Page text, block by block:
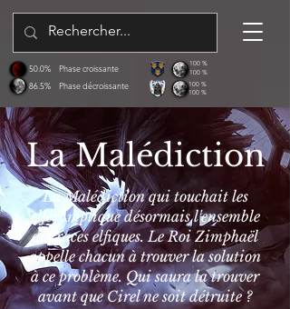
86.5%
50.0%
Phase décroissante
Phase croissante
100 %
100 %
100 %
100 %
La Malédiction
La Malédiction qui touchait les
elfes implique désormais l'ensemble
des races elfiques. Le Roi Zimphaël
appelle chacun à trouver la solution
à ce problème. Qui saura la trouver
avant que Cirel ne soit détruite ?